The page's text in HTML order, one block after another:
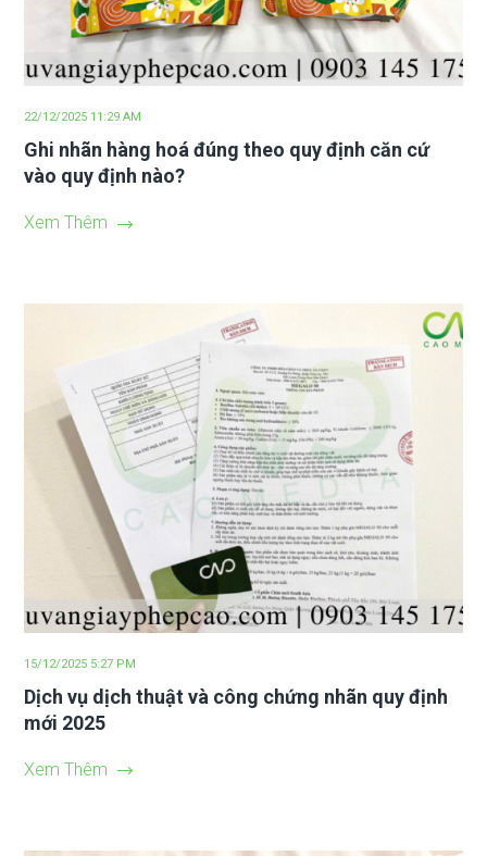
22/12/2025 11:29 AM
Ghi nhãn hàng hoá đúng theo quy định căn cứ
vào quy định nào?
Xem Thêm
15/12/2025 5:27 PM
Dịch vụ dịch thuật và công chứng nhãn quy định
mới 2025
Xem Thêm